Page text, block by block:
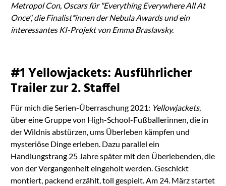
Metropol Con, Oscars für "Everything Everywhere All At
Once", die Finalist*innen der Nebula Awards und ein
interessantes KI-Projekt von Emma Braslavsky.
#1 Yellowjackets: Ausführlicher
Trailer zur 2. Staffel
Für mich die Serien-Überraschung 2021: Yellowjackets,
über eine Gruppe von High-School-Fußballerinnen, die in
der Wildnis abstürzen, ums Überleben kämpfen und
mysteriöse Dinge erleben. Dazu parallel ein
Handlungstrang 25 Jahre später mit den Überlebenden, die
von der Vergangenheit eingeholt werden. Geschickt
montiert, packend erzählt, toll gespielt. Am 24. März startet